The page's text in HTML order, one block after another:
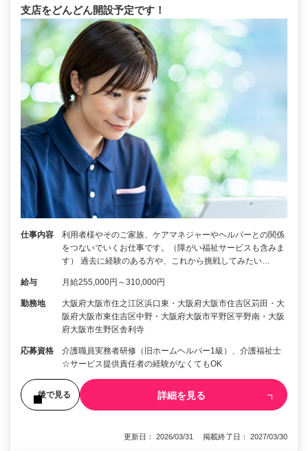
支店をどんどん開設予定です！
仕事内容
利用者様やそのご家族、ケアマネジャーやヘルパーとの関係
をつないでいくお仕事です。（障がい福祉サービスも含みま
す） 過去に経験のある方や、これから挑戦してみたい…
給与 月給255,000円～310,000円
勤務地
大阪府大阪市住之江区浜口東・大阪府大阪市住吉区苅田・大
阪府大阪市東住吉区中野・大阪府大阪市平野区平野南・大阪
府大阪市生野区舎利寺
応募資格
介護職員実務者研修（旧ホームヘルパー1級）、介護福祉士
☆サービス提供責任者の経験がなくてもOK
後で見る 詳細を見る
更新日： 2026/03/31 掲載終了日： 2027/03/30